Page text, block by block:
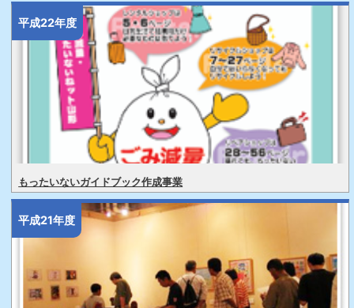
平成22年度
もったいないガイドブック作成事業
平成21年度